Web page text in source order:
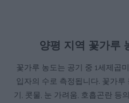
양평 지역 꽃가루
꽃가루 농도는 공기 중 1세제곱
입자의 수로 측정됩니다. 꽃가루
기, 콧물, 눈 가려움, 호흡곤란 등